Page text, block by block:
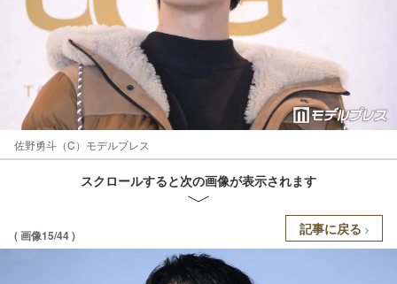
佐野勇斗（C）モデルプレス
スクロールすると次の画像が表示されます
( 画像15/44 ) 記事に戻る